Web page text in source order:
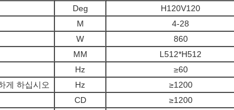
Deg
H120V120
M
4-28
W
860
MM
L512*H512
Hz
≥60
게 하십시오
Hz
≥1200
CD
≥1200